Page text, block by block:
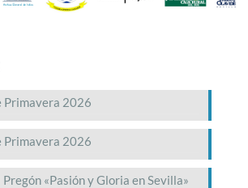
Primavera 2026
Primavera 2026
«Pasión y Gloria en Sevilla»